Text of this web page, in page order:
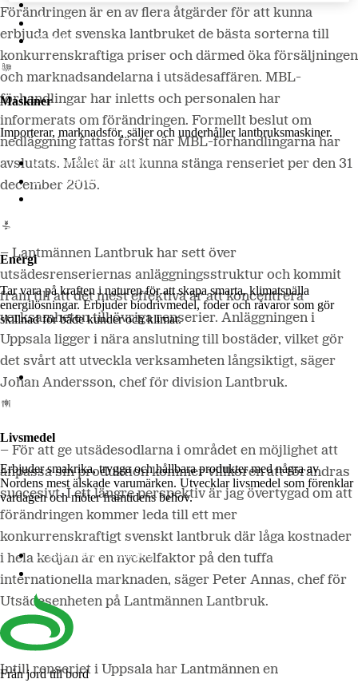
LM2
Odla
Maskiner
Importerar, marknadsför, säljer och underhåller lantbruksmaskiner.
Lantmännen Maskin
Begagnatbörsen
Energi
Tar vara på kraften i naturen för att skapa smarta, klimatsnälla
energilösningar. Erbjuder biodrivmedel, foder och råvaror som gör
skillnad för både kunder och klimat.
Lantmännen Biorefineries
Livsmedel
Erbjuder smakrika, trygga och hållbara produkter med några av
Nordens mest älskade varumärken. Utvecklar livsmedel som förenklar
vardagen och möter framtidens behov.
Lantmännen Cerealia
Lantmännen Unibake
Från jord till bord
Förändringen är en av flera åtgärder för att kunna
erbjuda det svenska lantbruket de bästa sorterna till
konkurrenskraftiga priser och därmed öka försäljningen
och marknadsandelarna i utsädesaffären. MBL-
förhandlingar har inletts och personalen har
informerats om förändringen. Formellt beslut om
nedläggning fattas först när MBL-förhandlingarna har
avslutats. Målet är att kunna stänga renseriet per den 31
december 2015.
– Lantmännen Lantbruk har sett över
utsädesrenseriernas anläggningsstruktur och kommit
fram till att det mest effektiva är att koncentrera
verksamheten till övriga renserier. Anläggningen i
Uppsala ligger i nära anslutning till bostäder, vilket gör
det svårt att utveckla verksamheten långsiktigt, säger
Johan Andersson, chef för division Lantbruk.
– För att ge utsädesodlarna i området en möjlighet att
anpassa sin produktion kommer villkoren att förändras
succesivt. I ett längre perspektiv är jag övertygad om att
förändringen kommer leda till ett mer
konkurrenskraftigt svenskt lantbruk där låga kostnader
i hela kedjan är en nyckelfaktor på den tuffa
internationella marknaden, säger Peter Annas, chef för
Utsädesenheten på Lantmännen Lantbruk.
Intill renseriet i Uppsala har Lantmännen en